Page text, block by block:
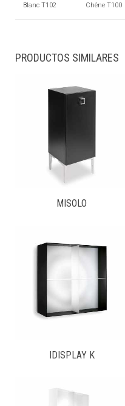
Blanc T102 Chêne T100
PRODUCTOS SIMILARES
MISOLO
IDISPLAY K